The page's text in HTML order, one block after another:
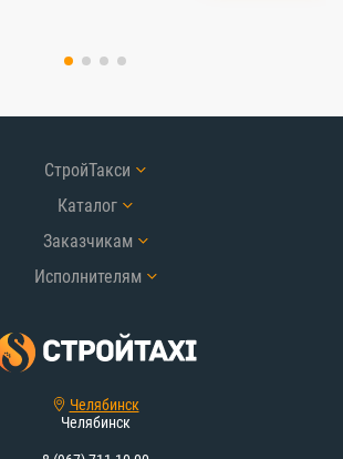
СтройТакси
Каталог
Заказчикам
Исполнителям
Челябинск
Челябинск